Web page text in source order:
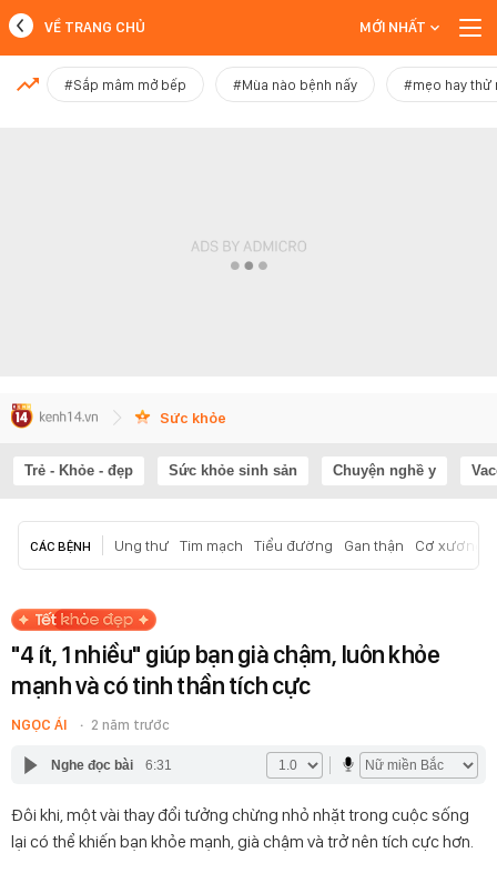
MỚI NHẤT
VỀ TRANG CHỦ MỚI NHẤT
#Sắp mâm mở bếp #Mùa nào bệnh nấy #mẹo hay thử
Sức khỏe
Trẻ - Khỏe - đẹp Sức khỏe sinh sản Chuyện nghề y
CÁC BỆNH Ung thư Tim mạch Tiểu đường Gan thận Cơ xương
"4 ít, 1 nhiều" giúp bạn già chậm, luôn khỏe
mạnh và có tinh thần tích cực
NGỌC ÁI 2 năm trước
Nghe đọc bài 6:31
Đôi khi, một vài thay đổi tưởng chừng nhỏ nhặt trong cuộc sống
lại có thể khiến bạn khỏe mạnh, già chậm và trở nên tích cực hơn.